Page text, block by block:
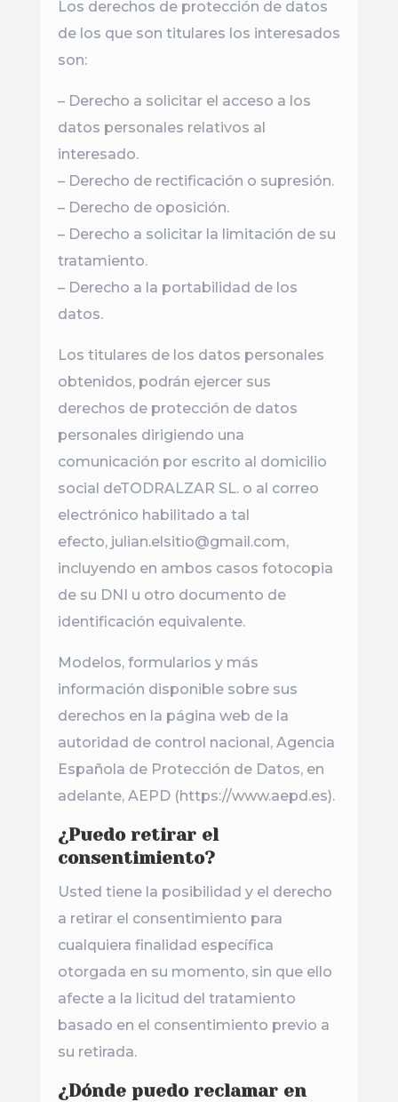
Los derechos de protección de datos
de los que son titulares los interesados
son:
– Derecho a solicitar el acceso a los
datos personales relativos al
interesado.
– Derecho de rectificación o supresión.
– Derecho de oposición.
– Derecho a solicitar la limitación de su
tratamiento.
– Derecho a la portabilidad de los
datos.
Los titulares de los datos personales
obtenidos, podrán ejercer sus
derechos de protección de datos
personales dirigiendo una
comunicación por escrito al domicilio
social deTODRALZAR SL. o al correo
electrónico habilitado a tal
efecto, julian.elsitio@gmail.com,
incluyendo en ambos casos fotocopia
de su DNI u otro documento de
identificación equivalente.
Modelos, formularios y más
información disponible sobre sus
derechos en la página web de la
autoridad de control nacional, Agencia
Española de Protección de Datos, en
adelante, AEPD (https://www.aepd.es).
¿Puedo retirar el
consentimiento?
Usted tiene la posibilidad y el derecho
a retirar el consentimiento para
cualquiera finalidad específica
otorgada en su momento, sin que ello
afecte a la licitud del tratamiento
basado en el consentimiento previo a
su retirada.
¿Dónde puedo reclamar en